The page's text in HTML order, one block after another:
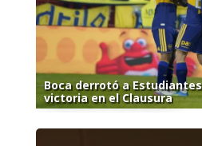
Boca derrotó a
victoria en el Clausura